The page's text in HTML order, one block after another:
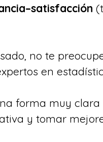
no te
en
forma muy
y tomar